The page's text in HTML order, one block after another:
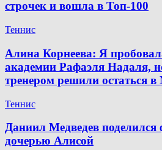
строчек и вошла в Топ-100
Теннис
Алина Корнеева: Я
академии Рафаэля Надаля,
тренером решили остаться в
Теннис
Даниил Медведев поделился
дочерью Алисой